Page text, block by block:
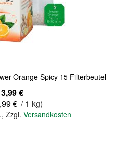
Orange-Spicy 15 Filterbeutel
3,99 €
€ / 1 kg)
, Zzgl. Versandkosten